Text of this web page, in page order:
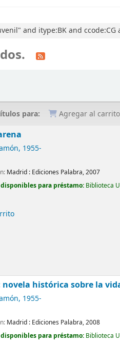
and itype:BK and ccode:CG
para: Agregar al carrito
, 1955-
Madrid : Ediciones Palabra,2007
para préstamo: Biblioteca
histórica sobre la
, 1955-
Madrid : Ediciones Palabra,2008
para préstamo: Biblioteca